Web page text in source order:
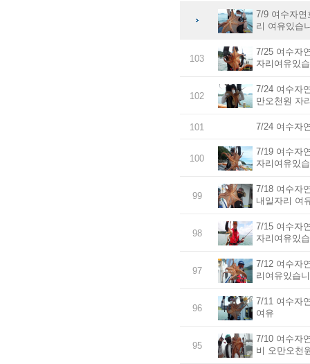
7/9 여수자
리 여유있습
103
7/25 여수자
자리여유있
102
7/24 여수자
만오천원 자
101 7/24 여수자
100
7/19 여수자
자리여유있
99
7/18 여수자
내일자리 여
98
7/15 여수자
자리여유있
97
7/12 여수자
리여유있습
96
7/11 여수자
여유
95
7/10 여수자
비 오만오천